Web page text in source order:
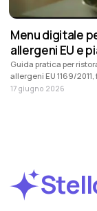
Menu digitale
allergeni EU e
Guida pratica per
allergeni EU 1169/
EUR/mese + IVA.
17 giugno 2026